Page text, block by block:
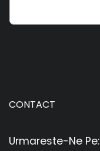
CONTACT
Urmareste-Ne Pe: